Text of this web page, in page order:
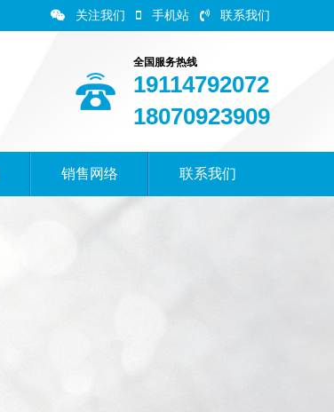
关注我们 手机站 联系我们
全国服务热线
19114792072
18070923909
销售网络 联系我们